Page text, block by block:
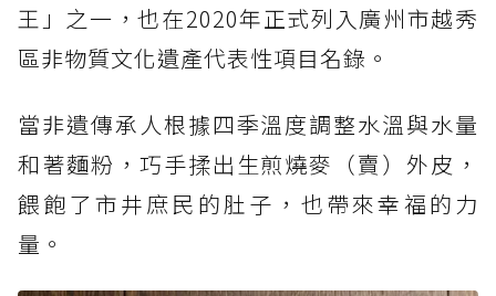
王」之一，也在2020年正式列入廣州市越秀
區非物質文化遺產代表性項目名錄。
當非遺傳承人根據四季溫度調整水溫與水量
和著麵粉，巧手揉出生煎燒麥（賣）外皮，
餵飽了市井庶民的肚子，也帶來幸福的力
量。